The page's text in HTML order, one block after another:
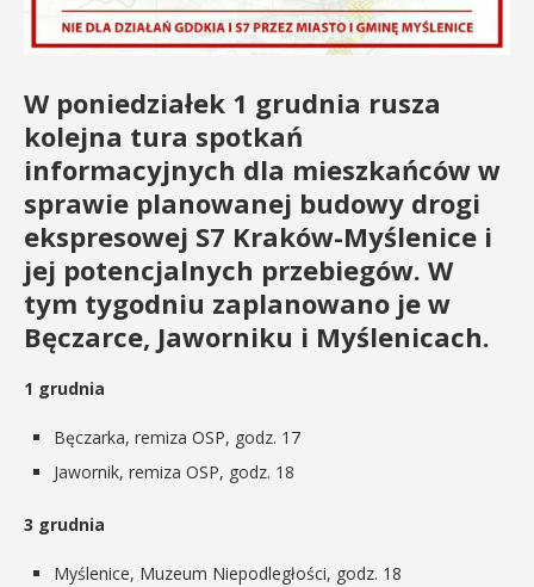
W poniedziałek 1 grudnia rusza
kolejna tura spotkań
informacyjnych dla mieszkańców w
sprawie planowanej budowy drogi
ekspresowej S7 Kraków-Myślenice i
jej potencjalnych przebiegów. W
tym tygodniu zaplanowano je w
Bęczarce, Jaworniku i Myślenicach.
1 grudnia
Bęczarka, remiza OSP, godz. 17
Jawornik, remiza OSP, godz. 18
3 grudnia
Myślenice, Muzeum Niepodległości, godz. 18